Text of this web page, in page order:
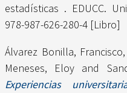
estadísticas . EDUCC.
978-987-626-280-4 [Libro]
Álvarez Bonilla, Francisco,
Meneses, Eloy and
Experiencias